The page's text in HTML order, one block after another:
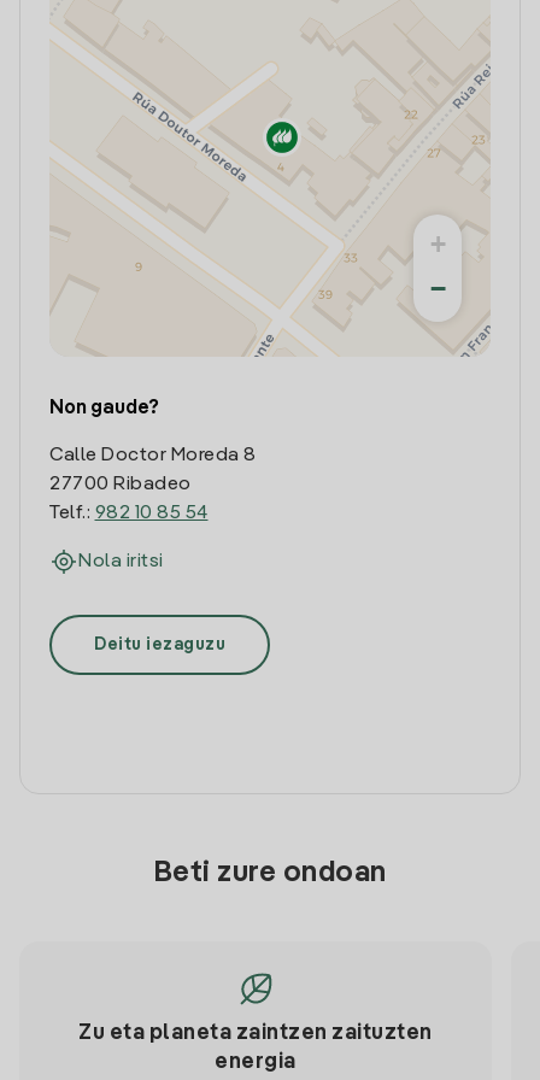
+
−
Non gaude?
Calle Doctor Moreda 8
27700 Ribadeo
Telf.: 982 10 85 54
Nola iritsi
Deitu iezaguzu
Beti zure ondoan
Zu eta planeta zaintzen zaituzten
energia